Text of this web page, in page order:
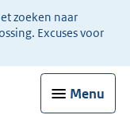
zoeken naar
Excuses voor
Menu